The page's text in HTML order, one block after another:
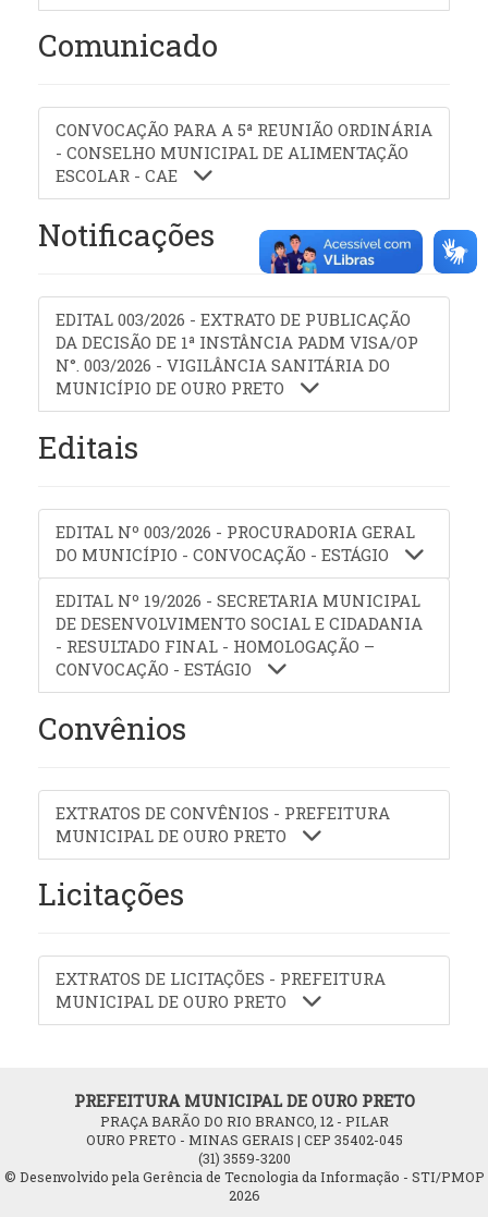
Comunicado
CONVOCAÇÃO PARA A 5ª REUNIÃO ORDINÁRIA
- CONSELHO MUNICIPAL DE ALIMENTAÇÃO
ESCOLAR - CAE
Notificações
EDITAL 003/2026 - EXTRATO DE PUBLICAÇÃO
DA DECISÃO DE 1ª INSTÂNCIA PADM VISA/OP
N°. 003/2026 - VIGILÂNCIA SANITÁRIA DO
MUNICÍPIO DE OURO PRETO
Editais
EDITAL Nº 003/2026 - PROCURADORIA GERAL
DO MUNICÍPIO - CONVOCAÇÃO - ESTÁGIO
EDITAL Nº 19/2026 - SECRETARIA MUNICIPAL
DE DESENVOLVIMENTO SOCIAL E CIDADANIA
- RESULTADO FINAL - HOMOLOGAÇÃO –
CONVOCAÇÃO - ESTÁGIO
Convênios
EXTRATOS DE CONVÊNIOS - PREFEITURA
MUNICIPAL DE OURO PRETO
Licitações
EXTRATOS DE LICITAÇÕES - PREFEITURA
MUNICIPAL DE OURO PRETO
PREFEITURA MUNICIPAL DE OURO PRETO
PRAÇA BARÃO DO RIO BRANCO, 12 - PILAR
OURO PRETO - MINAS GERAIS | CEP 35402-045
(31) 3559-3200
© Desenvolvido pela Gerência de Tecnologia da Informação - STI/PMOP
2026